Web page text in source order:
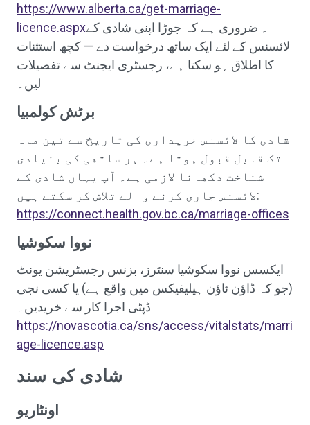
https://www.alberta.ca/get-marriage-
licence.aspx۔ ضروری ہے کہ جوڑا اپنی شادی کے
لائسنس کے لئے ایک ساتھ درخواست دے — کچھ استثنات
کا اطلاق ہو سکتا ہے، رجسٹری ایجنٹ سے تفصیلات
لیں۔
برٹش کولمبیا
شادی کا لائسنس خریداری کی تاریخ سے تین ماہ
تک قابل قبول ہوتا ہے۔ ہر ساتھی کی بنیادی
شناخت دکھانا لازمی ہے۔ آپ یہاں شادی کے
لائسنس جاری کرنے والے تلاش کر سکتے ہیں:
https://connect.health.gov.bc.ca/marriage-offices
نووا سکوشیا
ایکسس نووا سکوشیا سنٹرز، بزنس رجسٹریشن یونٹ
(جو کہ ڈاؤن ٹاؤن ہیلیفیکس میں واقع ہے) یا کسی نجی
ڈپٹی اجرا کار سے خریدیں۔
https://novascotia.ca/sns/access/vitalstats/marri
age-licence.asp
شادی کی سند
اونٹاریو